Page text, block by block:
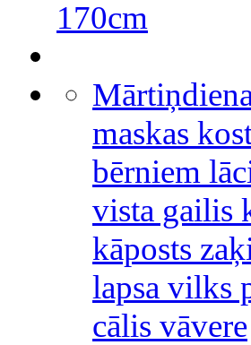
170cm
maskas
bērniem
vista gailis
kāposts
lapsa vilks
cālis vāvere